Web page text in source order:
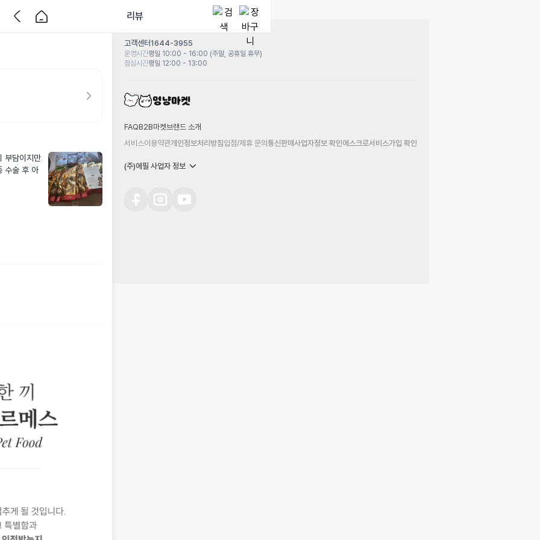
리뷰
부담이지만
수술 후 아
고객센터1644-3955
운영시간평일 10:00 - 16:00 (주말, 공휴일 휴무)
점심시간평일 12:00 - 13:00
FAQB2B마켓 브랜드 소개
서비스이용약관개인정보처리방침입점/제휴 문의통신판매사업자정보 확인에스크로서비스가입 확인
(주)에필 사업자 정보